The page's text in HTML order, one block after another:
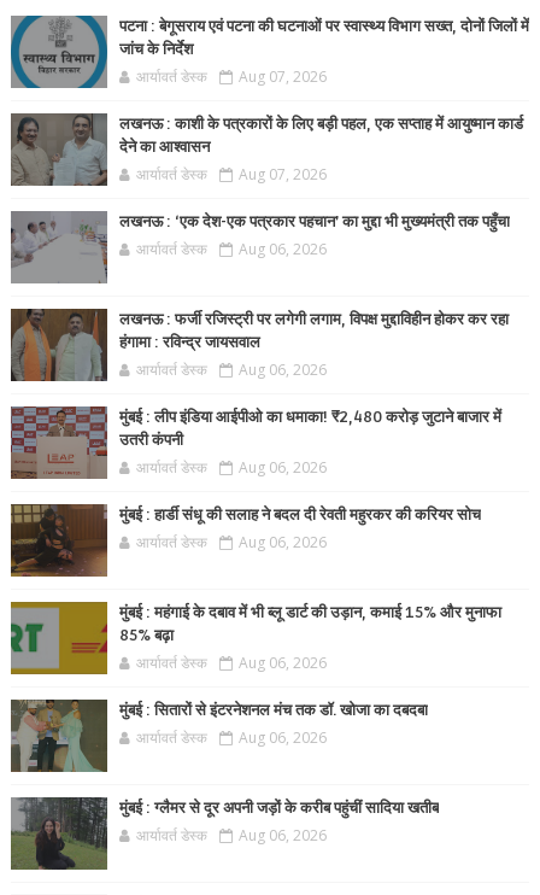
पटना : बेगूसराय एवं पटना की घटनाओं पर स्वास्थ्य विभाग सख्त, दोनों जिलों में
जांच के निर्देश
आर्यावर्त डेस्क Aug 07, 2026
लखनऊ : काशी के पत्रकारों के लिए बड़ी पहल, एक सप्ताह में आयुष्मान कार्ड
देने का आश्वासन
आर्यावर्त डेस्क Aug 07, 2026
लखनऊ : ‘एक देश-एक पत्रकार पहचान’ का मुद्दा भी मुख्यमंत्री तक पहुँचा
आर्यावर्त डेस्क Aug 06, 2026
लखनऊ : फर्जी रजिस्ट्री पर लगेगी लगाम, विपक्ष मुद्दाविहीन होकर कर रहा
हंगामा : रविन्द्र जायसवाल
आर्यावर्त डेस्क Aug 06, 2026
मुंबई : लीप इंडिया आईपीओ का धमाका! ₹2,480 करोड़ जुटाने बाजार में
उतरी कंपनी
आर्यावर्त डेस्क Aug 06, 2026
मुंबई : हार्डी संधू की सलाह ने बदल दी रेवती महुरकर की करियर सोच
आर्यावर्त डेस्क Aug 06, 2026
मुंबई : महंगाई के दबाव में भी ब्लू डार्ट की उड़ान, कमाई 15% और मुनाफा
85% बढ़ा
आर्यावर्त डेस्क Aug 06, 2026
मुंबई : सितारों से इंटरनेशनल मंच तक डॉ. खोजा का दबदबा
आर्यावर्त डेस्क Aug 06, 2026
मुंबई : ग्लैमर से दूर अपनी जड़ों के करीब पहुंचीं सादिया खतीब
आर्यावर्त डेस्क Aug 06, 2026